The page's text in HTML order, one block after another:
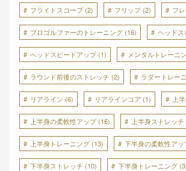
フライトスコープ(2) フリップ(2) フ
プロゴルファーのトレーニング (16) ヘッドス
ヘッドスピードアップ(1) メンタルトレーニ
ラウンド前後のストレッチ (2) ラダートレー
リアライン (6) リアラインコア (1) 上
上半身の柔軟性アップ(16) 上半身ストレッチ
上半身トレーニング (13) 下半身の柔軟性アッ
下半身ストレッチ (10) 下半身トレーニング